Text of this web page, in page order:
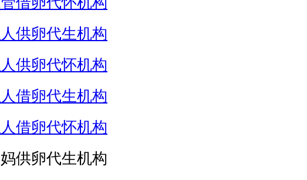
供卵代生机构
供卵代怀机构
借卵代生机构
借卵代怀机构
供卵代生机构